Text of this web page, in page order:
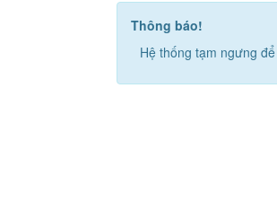
Thông báo!
Hệ thống tạm ngưng